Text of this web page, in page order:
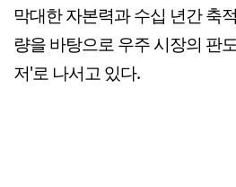
막대한 자본력과 수십 년간 축
량을 바탕으로 우주 시장의 판
저'로 나서고 있다.